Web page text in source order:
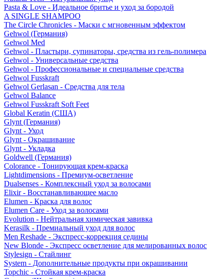
Pasta & Love - Идеальное бритье и уход за бородой
A SINGLE SHAMPOO
The Circle Chronicles - Маски с мгновенным эффектом
Gehwol (Германия)
Gehwol Med
Gehwol - Пластыри, супинаторы, средства из гель-полимера
Gehwol - Универсальные средства
Gehwol - Профессиональные и специальные средства
Gehwol Fusskraft
Gehwol Gerlasan - Средства для тела
Gehwol Balance
Gehwol Fusskraft Soft Feet
Global Keratin (США)
Glynt (Германия)
Glynt - Уход
Glynt - Окрашивание
Glynt - Укладка
Goldwell (Германия)
Colorance - Тонирующая крем-краска
Lightdimensions - Премиум-осветление
Dualsenses - Комплексный уход за волосами
Elixir - Восстанавливающее масло
Elumen - Краска для волос
Elumen Care - Уход за волосами
Evolution - Нейтральная химическая завивка
Kerasilk - Премиальный уход для волос
Men Reshade - Экспресс-коррекция седины
New Blonde - Экспресс осветление для мелированных волос
Stylesign - Стайлинг
System - Дополнительные продукты при окрашивании
Topchic - Стойкая крем-краска